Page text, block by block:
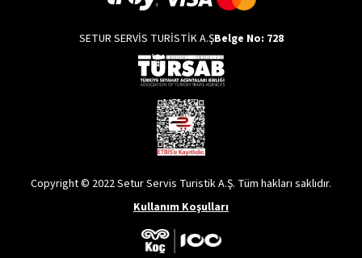
SETUR SERVİS TURİSTİK A.ŞBelge No: 728
Copyright © 2022 Setur Servis Turistik A.Ş. Tüm hakları saklıdır.
Kullanım Koşulları